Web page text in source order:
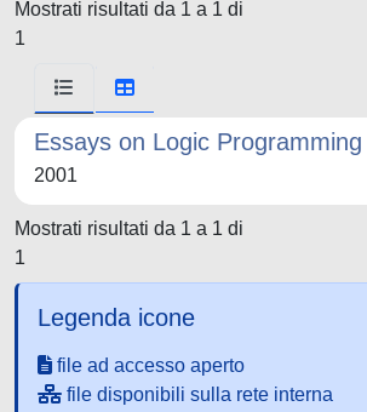
Mostrati risultati da 1 a 1 di
1
Essays on Logic Programming
2001
Mostrati risultati da 1 a 1 di
1
Legenda icone
file ad accesso aperto
file disponibili sulla rete interna